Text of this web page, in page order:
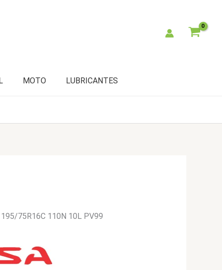
MOTO LUBRICANTES
75R16C 110N 10L PV99